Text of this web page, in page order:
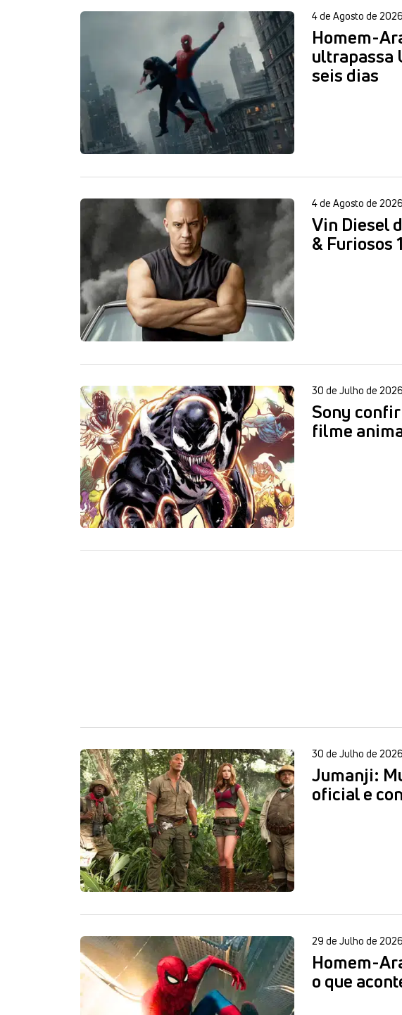
4 de Agosto de
Homem-
ultrapassa
seis dias
4 de Agosto de
Vin Diesel
& Furiosos
30 de Julho de
Sony
filme
30 de Julho de
Jumanji:
oficial e
29 de Julho de
Homem-
o que